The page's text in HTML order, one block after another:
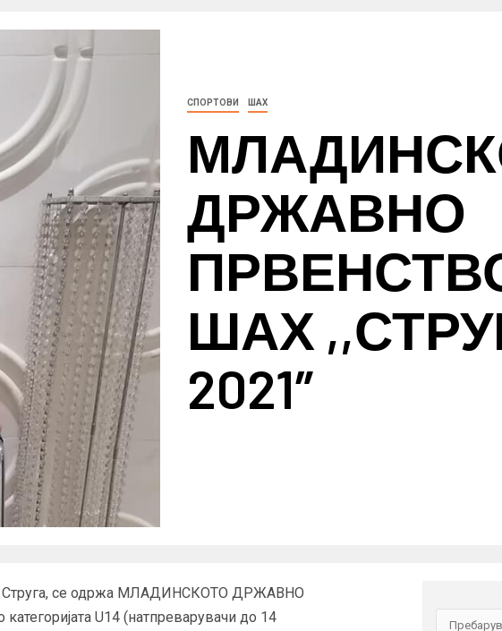
СПОРТОВИ ШАХ
ДРЖАВНО
ШАХ
2021″
Струга, се одржа МЛАДИНСКОТО ДРЖАВНО
U14 (натпреварувачи до 14